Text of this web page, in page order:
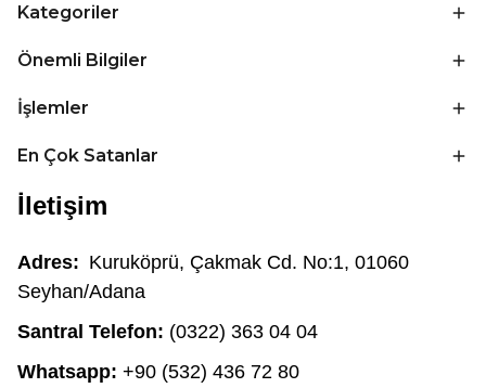
Kategoriler
Önemli Bilgiler
İşlemler
En Çok Satanlar
İletişim
Adres: Kuruköprü, Çakmak Cd. No:1, 01060
Seyhan/Adana
Santral Telefon: (0322) 363 04 04
Whatsapp: +90 (532) 436 72 80